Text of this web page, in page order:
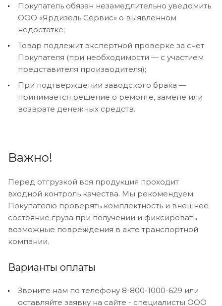
Покупатель обязан незамедлительно уведомить
ООО «Ярдизель Сервис» о выявленном
недостатке;
Товар подлежит экспертной проверке за счёт
Покупателя (при необходимости — с участием
представителя производителя);
При подтверждении заводского брака —
принимается решение о ремонте, замене или
возврате денежных средств.
Важно!
Перед отгрузкой вся продукция проходит
входной контроль качества. Мы рекомендуем
Покупателю проверять комплектность и внешнее
состояние груза при получении и фиксировать
возможные повреждения в акте транспортной
компании.
Варианты оплаты
Звоните нам по телефону 8-800-1000-629 или
оставляйте заявку на сайте - специалисты ООО